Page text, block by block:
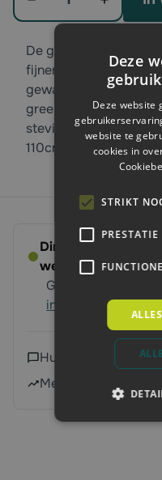
De gebogen
fijnere werkhouding!
gewaxt essenhout en
greep handvat. Deze
stevigheid en een
110cm lang.
Direct leverbaar -
werkdag op ’t erf
Gratis verzending
informatie
Hulp nodig?
Neem
Meer dan 240.000
Deze
Deze website
website te
cookies in
STRIKT
PRESTATIE